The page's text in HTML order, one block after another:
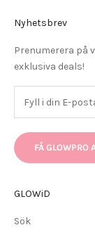
Nyhetsbrev
Prenumerera på
exklusiva deals!
FÅ GLOWPRO
GLOWiD
Sök